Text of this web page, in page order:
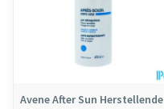
Avene After Sun Herstellende